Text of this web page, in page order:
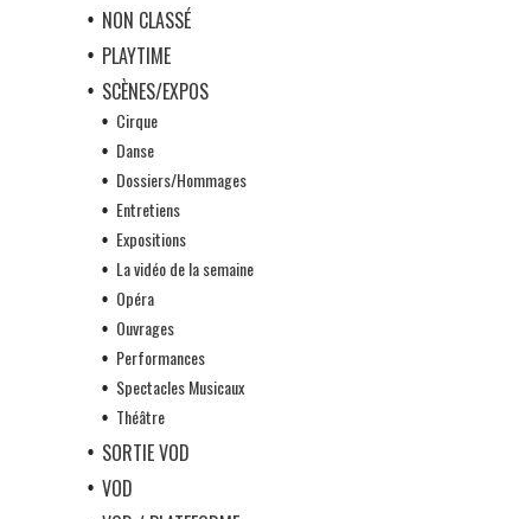
NON CLASSÉ
PLAYTIME
SCÈNES/EXPOS
Cirque
Danse
Dossiers/Hommages
Entretiens
Expositions
La vidéo de la semaine
Opéra
Ouvrages
Performances
Spectacles Musicaux
Théâtre
SORTIE VOD
VOD